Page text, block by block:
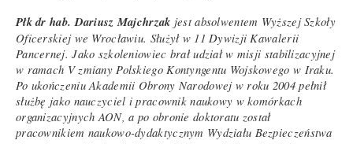
Płk dr hab. Dariusz Majchrzak jest absolwentem Wyższej Szkoły
Oficerskiej we Wrocławiu. Służył w 11 Dywizji Kawalerii
Pancernej. Jako szkoleniowiec brał udział w misji stabilizacyjnej
w ramach V zmiany Polskiego Kontyngentu Wojskowego w Iraku.
Po ukończeniu Akademii Obrony Narodowej w roku 2004 pełnił
służbę jako nauczyciel i pracownik naukowy w komórkach
organizacyjnych AON, a po obronie doktoratu został
pracownikiem naukowo-dydaktycznym Wydziału Bezpieczeństwa